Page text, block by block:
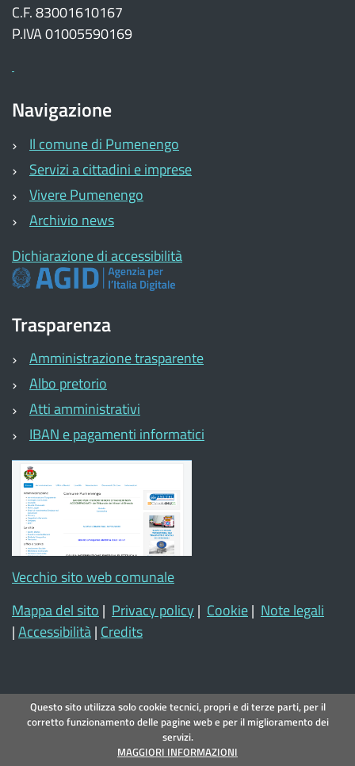
C.F. 83001610167
P.IVA 01005590169
Navigazione
Il comune di Pumenengo
Servizi a cittadini e imprese
Vivere Pumenengo
Archivio news
Dichiarazione di accessibilità
Trasparenza
Amministrazione trasparente
Albo pretorio
Atti amministrativi
IBAN e pagamenti informatici
Vecchio sito web comunale
Mappa del sito | Privacy policy | Cookie| Note legali
|Accessibilità| Credits
Questo sito utilizza solo cookie tecnici, propri e di terze parti, per il
corretto funzionamento delle pagine web e per il miglioramento dei
servizi.
MAGGIORI INFORMAZIONI